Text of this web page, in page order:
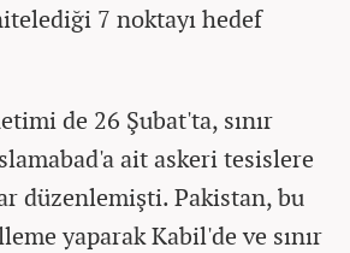
7 noktayı hedef
de 26 Şubat'ta, sınır
ait askeri tesislere
düzenlemişti. Pakistan, bu
yaparak Kabil'de ve sınır